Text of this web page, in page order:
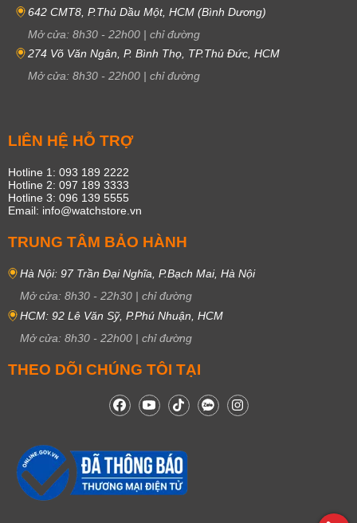
642 CMT8, P.Thủ Dầu Một, HCM (Bình Dương)
Mở cửa: 8h30 - 22h00 | chỉ đường
274 Võ Văn Ngân, P. Bình Thọ, TP.Thủ Đức, HCM
Mở cửa: 8h30 - 22h00 | chỉ đường
LIÊN HỆ HỖ TRỢ
Hotline 1: 093 189 2222
Hotline 2: 097 189 3333
Hotline 3: 096 139 5555
Email: info@watchstore.vn
TRUNG TÂM BẢO HÀNH
Hà Nội: 97 Trần Đại Nghĩa, P.Bạch Mai, Hà Nội
Mở cửa: 8h30 - 22h30 | chỉ đường
HCM: 92 Lê Văn Sỹ, P.Phú Nhuận, HCM
Mở cửa: 8h30 - 22h00 | chỉ đường
THEO DÕI CHÚNG TÔI TẠI